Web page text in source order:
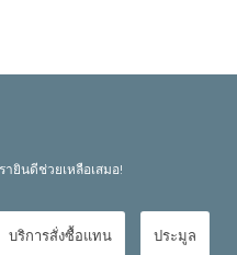
รายินดีช่วยเหลือเสมอ!
บริการสั่งซื้อแทน ประมูล